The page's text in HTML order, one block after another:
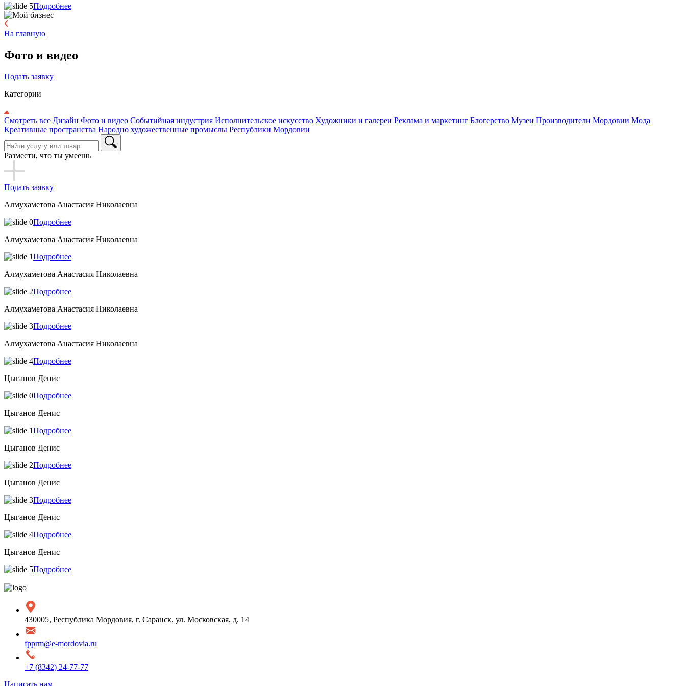
Подробнее
На главную
Фото и видео
Подать заявку
Категории
Смотреть все Дизайн Фото и видео Событийная индустрия Исполнительское искусство Художники и галереи Реклама и маркетинг Блогерство Музеи Производители Мордовии Мода
Креативные пространства Народно художественные промыслы Республики Мордовии
Размести, что ты умеешь
Подать заявку
Алмухаметова Анастасия Николаевна
Подробнее
Алмухаметова Анастасия Николаевна
Подробнее
Алмухаметова Анастасия Николаевна
Подробнее
Алмухаметова Анастасия Николаевна
Подробнее
Алмухаметова Анастасия Николаевна
Подробнее
Цыганов Денис
Подробнее
Цыганов Денис
Подробнее
Цыганов Денис
Подробнее
Цыганов Денис
Подробнее
Цыганов Денис
Подробнее
Цыганов Денис
Подробнее
430005, Республика Мордовия, г. Саранск, ул. Московская, д. 14
fpprm@e-mordovia.ru
+7 (8342) 24-77-77